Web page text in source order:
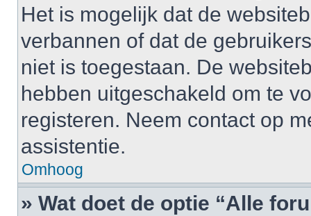
Het is mogelijk dat de
verbannen of dat de
niet is toegestaan. De
hebben uitgeschakeld om te
registeren. Neem contact op
assistentie.
Omhoog
» Wat doet de optie “Alle